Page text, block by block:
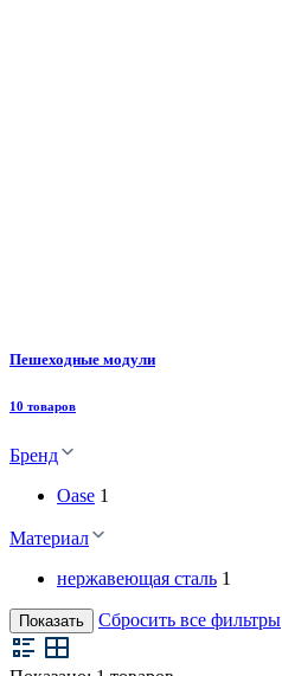
Пешеходные модули
10 товаров
Бренд
Oase 1
Материал
нержавеющая сталь 1
Показать Сбросить все фильтры